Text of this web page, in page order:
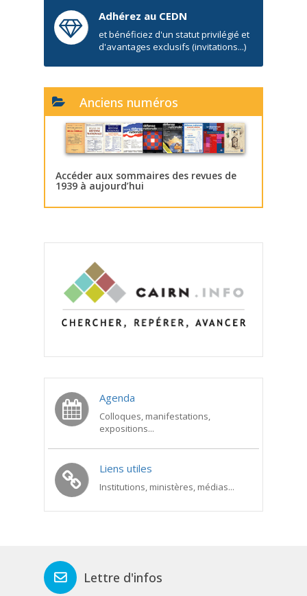
Adhérez au CEDN
et bénéficiez d'un statut privilégié et
d'avantages exclusifs (invitations...)
Anciens numéros
Accéder aux sommaires des revues de
1939 à aujourd’hui
Agenda
Colloques, manifestations,
expositions...
Liens utiles
Institutions, ministères, médias...
Lettre d'infos